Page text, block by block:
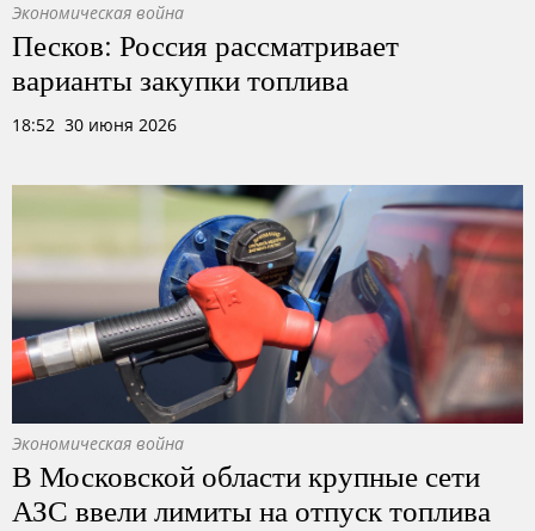
Экономическая война
Песков: Россия рассматривает
варианты закупки топлива
18:52 30 июня 2026
Экономическая война
В Московской области крупные сети
АЗС ввели лимиты на отпуск топлива